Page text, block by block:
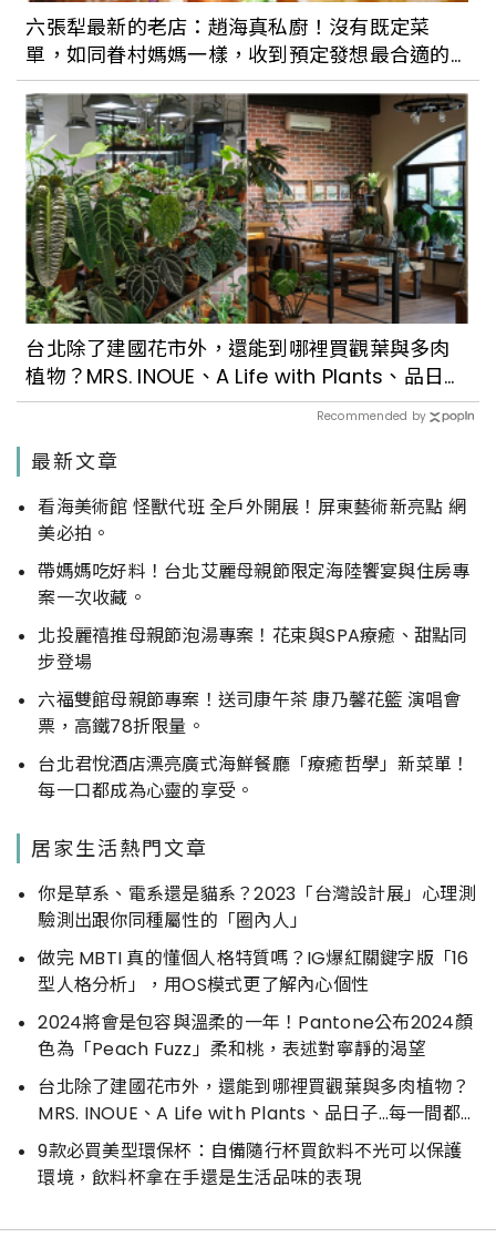
六張犁最新的老店：趙海真私廚！沒有既定菜
單，如同眷村媽媽一樣，收到預定發想最合適的
眷村菜
台北除了建國花市外，還能到哪裡買觀葉與多肉
植物？MRS. INOUE、A Life with Plants、品日
子…每一間都好好逛
Recommended by
最新文章
看海美術館 怪獸代班 全戶外開展！屏東藝術新亮點 網
美必拍。
帶媽媽吃好料！台北艾麗母親節限定海陸饗宴與住房專
案一次收藏。
北投麗禧推母親節泡湯專案！花束與SPA療癒、甜點同
步登場
六福雙館母親節專案！送司康午茶 康乃馨花籃 演唱會
票，高鐵78折限量。
台北君悅酒店漂亮廣式海鮮餐廳「療癒哲學」新菜單！
每一口都成為心靈的享受。
居家生活熱門文章
你是草系、電系還是貓系？2023「台灣設計展」心理測
驗測出跟你同種屬性的「圈內人」
做完 MBTI 真的懂個人格特質嗎？IG爆紅關鍵字版「16
型人格分析」，用OS模式更了解內心個性
2024將會是包容與溫柔的一年！Pantone公布2024顏
色為「Peach Fuzz」柔和桃，表述對寧靜的渴望
台北除了建國花市外，還能到哪裡買觀葉與多肉植物？
MRS. INOUE、A Life with Plants、品日子…每一間都好
好逛
9款必買美型環保杯：自備隨行杯買飲料不光可以保護
環境，飲料杯拿在手還是生活品味的表現